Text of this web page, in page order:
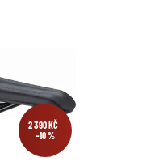
2 390 KČ
–10 %